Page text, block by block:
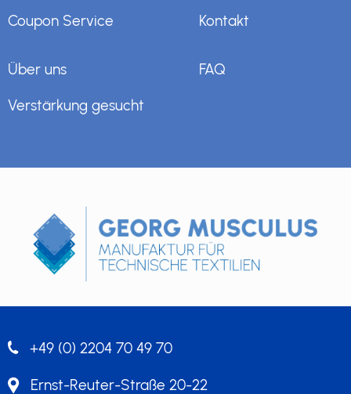
Coupon Service
Kontakt
Über uns
Verstärkung gesucht
FAQ
+49 (0) 2204 70 49 70
Ernst-Reuter-Straße 20-22